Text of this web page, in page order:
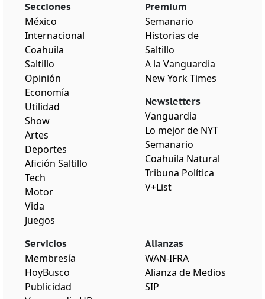
Secciones
México
Internacional
Coahuila
Saltillo
Opinión
Economía
Utilidad
Show
Artes
Deportes
Afición Saltillo
Tech
Motor
Vida
Juegos
Premium
Semanario
Historias de
Saltillo
A la Vanguardia
New York Times
Newsletters
Vanguardia
Lo mejor de NYT
Semanario
Coahuila Natural
Tribuna Política
V+List
Servicios
Membresía
HoyBusco
Publicidad
Alianzas
WAN-IFRA
Alianza de Medios
SIP